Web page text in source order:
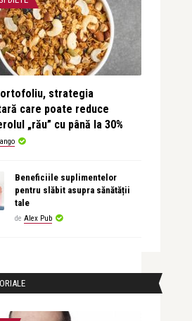
strategia
care poate reduce
„rău” cu până la 30%
Beneficiile suplimentelor
pentru slăbit asupra sănătății
tale
de Alex Pub